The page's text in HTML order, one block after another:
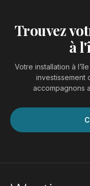
Trouvez
à
Votre installation à
investissement
accompagnons